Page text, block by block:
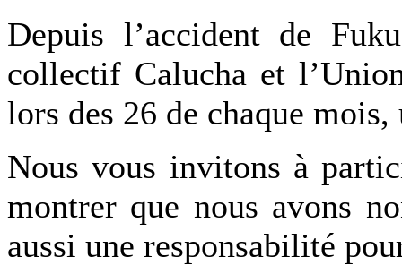
Depuis l’accident de
collectif Calucha et
lors des 26 de chaque
Nous vous invitons à
montrer que nous avons
aussi une responsabilité